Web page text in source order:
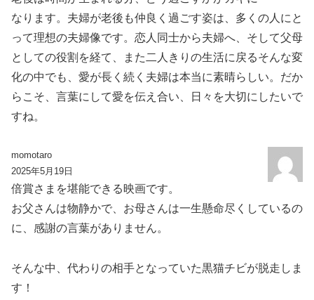
なります。夫婦が老後も仲良く過ごす姿は、多くの人にと
って理想の夫婦像です。恋人同士から夫婦へ、そして父母
としての役割を経て、また二人きりの生活に戻るそんな変
化の中でも、愛が長く続く夫婦は本当に素晴らしい。だか
らこそ、言葉にして愛を伝え合い、日々を大切にしたいで
すね。
momotaro
2025年5月19日
倍賞さまを堪能できる映画です。
お父さんは物静かで、お母さんは一生懸命尽くしているの
に、感謝の言葉がありません。
そんな中、代わりの相手となっていた黒猫チビが脱走しま
す！